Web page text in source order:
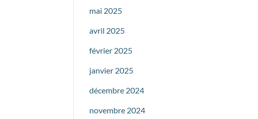
mai 2025
avril 2025
février 2025
janvier 2025
décembre 2024
novembre 2024